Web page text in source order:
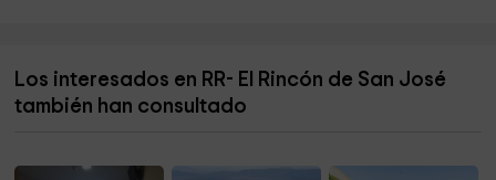
Los interesados en RR- El Rincón de San José
también han consultado